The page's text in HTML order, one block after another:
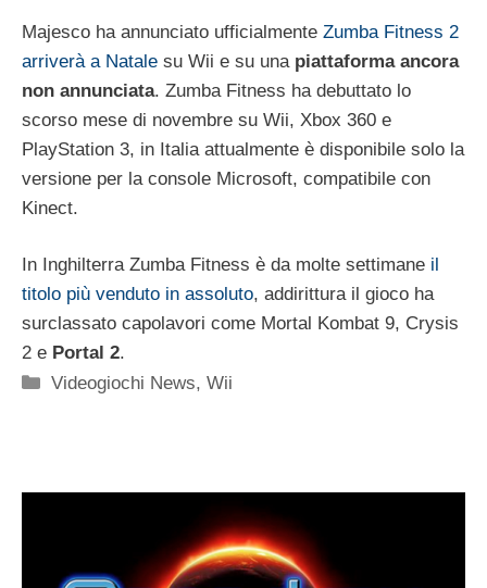
Majesco ha annunciato ufficialmente Zumba Fitness 2
arriverà a Natale su Wii e su una piattaforma ancora
non annunciata. Zumba Fitness ha debuttato lo
scorso mese di novembre su Wii, Xbox 360 e
PlayStation 3, in Italia attualmente è disponibile solo la
versione per la console Microsoft, compatibile con
Kinect.
In Inghilterra Zumba Fitness è da molte settimane il
titolo più venduto in assoluto, addirittura il gioco ha
surclassato capolavori come Mortal Kombat 9, Crysis
2 e Portal 2.
Categorie
Videogiochi News,Wii